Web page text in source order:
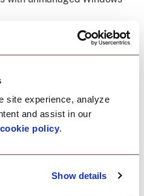
site experience, analyze
and assist in our
cookie policy.
Show details
Scalefusion Windows MDM